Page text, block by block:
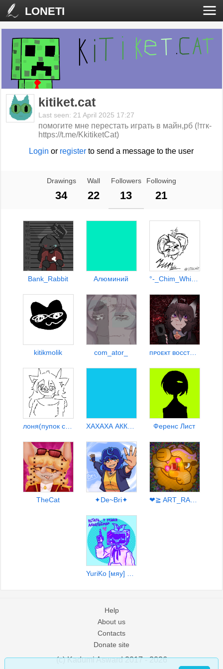
LONETI
kitiket.cat
Last seen: 21 April 2025 17:27
помогите мне перестать играть в майн,рб (!тгк-
https://t.me/KkitiketCat)
Login or register to send a message to the user
Drawings
34
Wall
22
Followers
13
Following
21
Bank_Rabbit Алюминий
kitikmolik com_ator_ пᴘоᴇкт восстαния своҕоды
Ференс Лист
TheCat ✦︎De~Bri✦︎
(c) Kadumi Asward 2017 - 2026 :)
Help
About us
Contacts
Donate site